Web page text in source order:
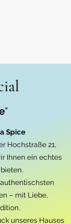
"
Spice
Hochstraße 21,
Ihnen ein echtes
– mit Liebe,
unseres Hauses